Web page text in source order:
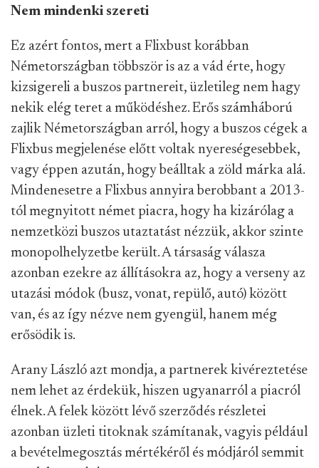
Nem mindenki szereti
Ez azért fontos, mert a Flixbust korábban
Németországban többször is az a vád érte, hogy
kizsigereli a buszos partnereit, üzletileg nem hagy
nekik elég teret a működéshez. Erős számháború
zajlik Németországban arról, hogy a buszos cégek a
Flixbus megjelenése előtt voltak nyereségesebbek,
vagy éppen azután, hogy beálltak a zöld márka alá.
Mindenesetre a Flixbus annyira berobbant a 2013-
tól megnyitott német piacra, hogy ha kizárólag a
nemzetközi buszos utaztatást nézzük, akkor szinte
monopolhelyzetbe került. A társaság válasza
azonban ezekre az állításokra az, hogy a verseny az
utazási módok (busz, vonat, repülő, autó) között
van, és az így nézve nem gyengül, hanem még
erősödik is.
Arany László azt mondja, a partnerek kivéreztetése
nem lehet az érdekük, hiszen ugyanarról a piacról
élnek. A felek között lévő szerződés részletei
azonban üzleti titoknak számítanak, vagyis például
a bevételmegosztás mértékéről és módjáról semmit